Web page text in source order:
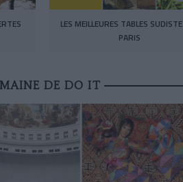
LES MEILLEURES TABLES
PARIS
DE DO IT